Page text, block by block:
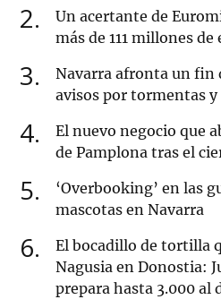
2
Un acertante de
más de 111 millones de
3
Navarra afronta un fin
avisos por tormentas
4
El nuevo negocio que
de Pamplona tras el
5
‘Overbooking’ en las
mascotas en Navarra
6
El bocadillo de tortilla
Nagusia en Donostia:
prepara hasta 3.000 al